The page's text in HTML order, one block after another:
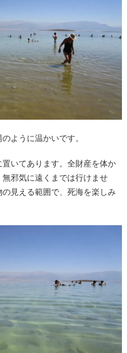
ように温かいです。
いてあります。全財産を体か
邪気に遠くまでは行けませ
見える範囲で、死海を楽しみ